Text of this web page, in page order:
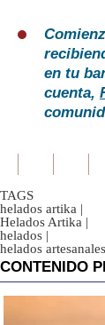
en tu
cuenta,
TAGS
helados artika |
Helados Artika |
helados |
helados artesanales